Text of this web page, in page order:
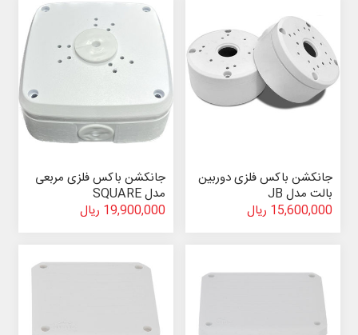
جانکشن باکس فلزی دوربین
بالت مدل JB
15,600,000 ریال
جانکشن باکس فلزی مربعی
مدل SQUARE
19,900,000 ریال